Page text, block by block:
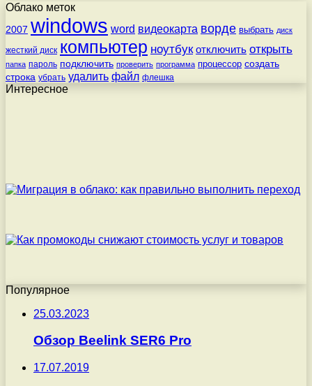
Облако меток
2007 windows word видеокарта ворде выбрать диск
жесткий диск компьютер ноутбук отключить открыть
папка пароль подключить проверить программа процессор создать
строка убрать удалить файл флешка
Интересное
Популярное
25.03.2023
Обзор Beelink SER6 Pro
17.07.2019